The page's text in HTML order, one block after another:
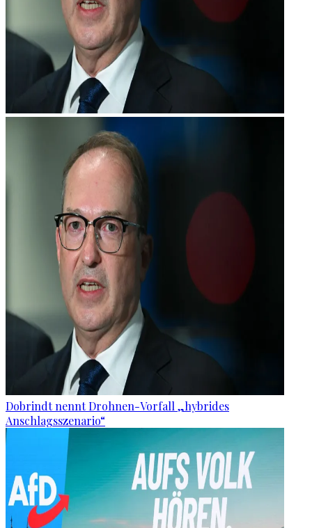
Dobrindt nennt Drohnen-Vorfall „hybrides
Anschlagsszenario“